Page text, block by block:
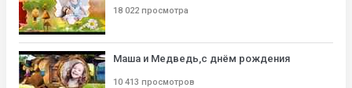
18 022 просмотра
Маша и Медведь,с днём рождения
10 413 просмотров